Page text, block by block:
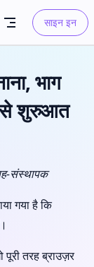
साइन इन
भाग
से शुरुआत
संस्थापक
गया है कि
तरह ब्राउज़र